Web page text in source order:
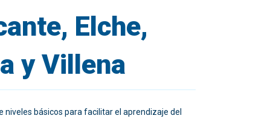
Elche,
y Villena
básicos para facilitar el aprendizaje del